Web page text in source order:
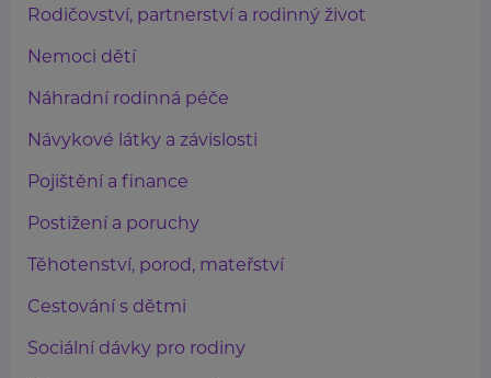
Rodičovství, partnerství a rodinný život
Nemoci dětí
Náhradní rodinná péče
Návykové látky a závislosti
Pojištění a finance
Postižení a poruchy
Těhotenství, porod, mateřství
Cestování s dětmi
Sociální dávky pro rodiny